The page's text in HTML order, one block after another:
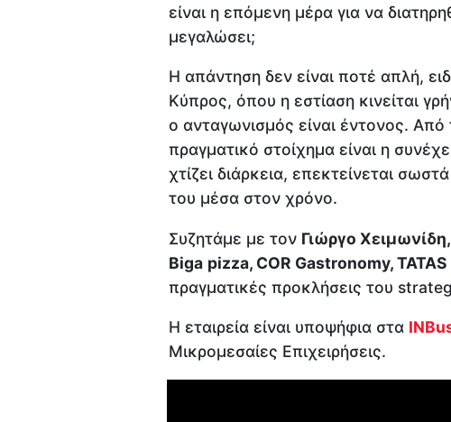
είναι η επόμενη μέρα για να
μεγαλώσει;
Η απάντηση δεν είναι ποτέ απλή,
Κύπρος, όπου η εστίαση κινείται
ο ανταγωνισμός είναι έντονος. Από
πραγματικό στοίχημα είναι η
χτίζει διάρκεια, επεκτείνεται
του μέσα στον χρόνο.
Συζητάμε με τον Γιώργο Χειμωνίδη,
Biga pizza, COR Gastronomy,TATAS
πραγματικές προκλήσεις του
Η εταιρεία είναι υποψήφια στα
Μικρομεσαίες Επιχειρήσεις.